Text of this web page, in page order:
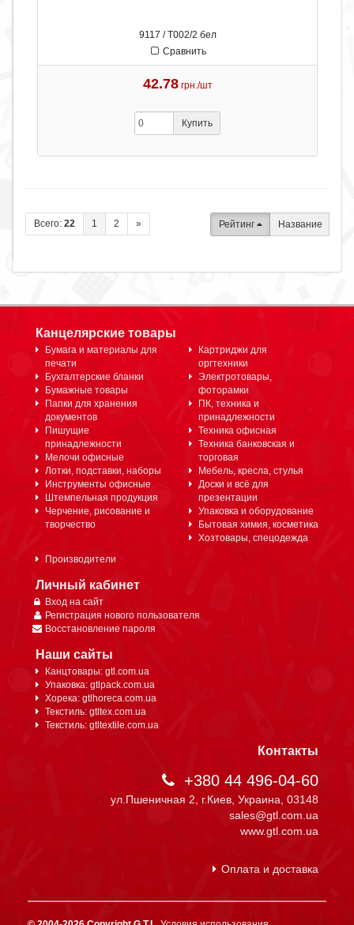
9117 / Т002/2 бел
Сравнить
42.78 грн./шт
Купить
Всего: 22 1 2 » Рейтинг Название
Канцелярские товары
Бумага и материалы для
печати
Бухгалтерские бланки
Бумажные товары
Папки для хранения
документов
Пишущие
принадлежности
Мелочи офисные
Лотки, подставки, наборы
Инструменты офисные
Штемпельная продукция
Черчение, рисование и
творчество
Картриджи для
оргтехники
Электротовары,
фоторамки
ПК, техника и
принадлежности
Техника офисная
Техника банковская и
торговая
Мебель, кресла, стулья
Доски и всё для
презентации
Упаковка и оборудование
Бытовая химия, косметика
Хозтовары, спецодежда
Производители
Личный кабинет
Вход на сайт
Регистрация нового пользователя
Восстановление пароля
Наши сайты
Канцтовары: gtl.com.ua
Упаковка: gtlpack.com.ua
Хорека: gtlhoreca.com.ua
Текстиль: gtltex.com.ua
Текстиль: gtltextile.com.ua
Контакты
+380 44 496-04-60
ул.Пшеничная 2, г.Киев, Украина, 03148
sales@gtl.com.ua
www.gtl.com.ua
Оплата и доставка